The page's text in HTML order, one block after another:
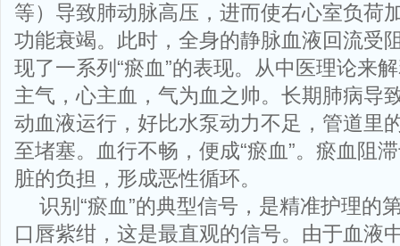
等）导致肺动脉高压，进而使右心室负荷
功能衰竭。此时，全身的静脉血液回流受
现了一系列“瘀血”的表现。从中医理论来
主气，心主血，气为血之帅。长期肺病导
动血液运行，好比水泵动力不足，管道里
至堵塞。血行不畅，便成“瘀血”。瘀血阻
脏的负担，形成恶性循环。
识别“瘀血”的典型信号，是精准护理的
口唇紫绀，这是最直观的信号。由于血液